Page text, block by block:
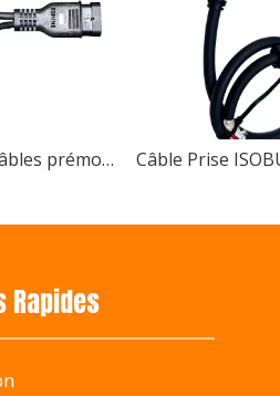
Faisceau de câbles prémoulé haute performance AMP SUPERSEAL, résistant à l'eau
Rapides